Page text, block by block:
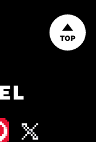
TOP